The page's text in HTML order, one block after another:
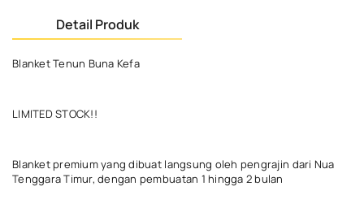
Detail Produk
Blanket Tenun Buna Kefa
LIMITED STOCK!!
Blanket premium yang dibuat langsung oleh pengrajin dari Nua
Tenggara Timur, dengan pembuatan 1 hingga 2 bulan